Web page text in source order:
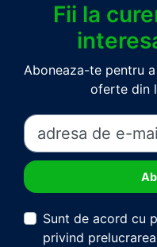
Fii la
Aboneaza-te pentru
oferte din
Sunt de acord cu
privind